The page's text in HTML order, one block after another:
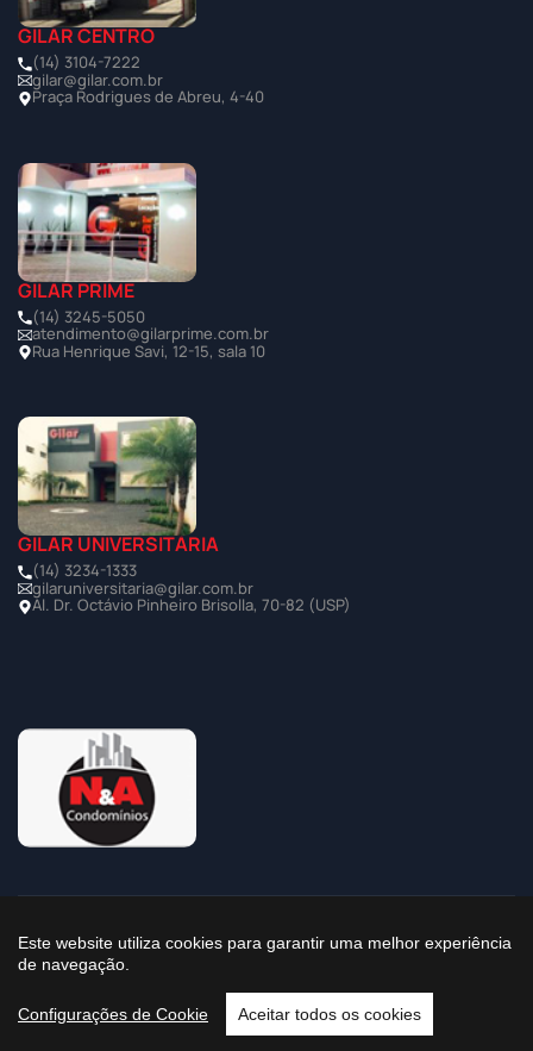
GILAR CENTRO
(14) 3104-7222
gilar@gilar.com.br
Praça Rodrigues de Abreu, 4-40
GILAR PRIME
(14) 3245-5050
atendimento@gilarprime.com.br
Rua Henrique Savi, 12-15, sala 10
GILAR UNIVERSITÁRIA
(14) 3234-1333
gilaruniversitaria@gilar.com.br
Al. Dr. Octávio Pinheiro Brisolla, 70-82 (USP)
©2025 Todos os Direitos Reservados à Imobiliária Gilar
Este website utiliza cookies para garantir uma melhor experiência
de navegação.
Configurações de Cookie Aceitar todos os cookies